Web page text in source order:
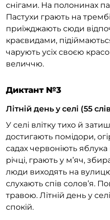
снігами. На полонинах
Пастухи грають на
приїжджають сюди
краєвидами,
чарують усіх своєю
величчю.
Диктант №3
Літній день у селі (55
У селі влітку тихо й
достигають помідори,
садах червоніють яблука
річці, грають у м’яч,
люди виходять на
слухають спів солов’я.
травою. Літній день у
спокій.